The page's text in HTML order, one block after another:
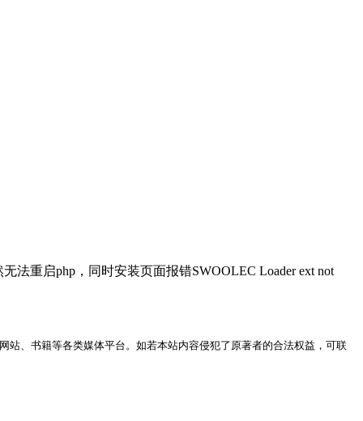
重启php，同时安装页面报错SWOOLEC Loader ext not
、书籍等各类媒体平台。如若本站内容侵犯了原著者的合法权益，可联